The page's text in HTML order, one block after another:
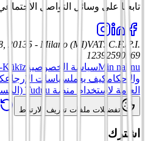
تابعنا على وسائل التواصل
20135 - Milano (MI)VAT: C.F./P.I.
12392590969
Min nahnuسياسة الخصوصية Kūkīz
والأحكامكيف يعملسياسات الإرجاع
العامة لاستخدام منصة Tuduu (المستخدمون المهنيون)
تفضيلات ملفات تعريف الارتباط
اشترك